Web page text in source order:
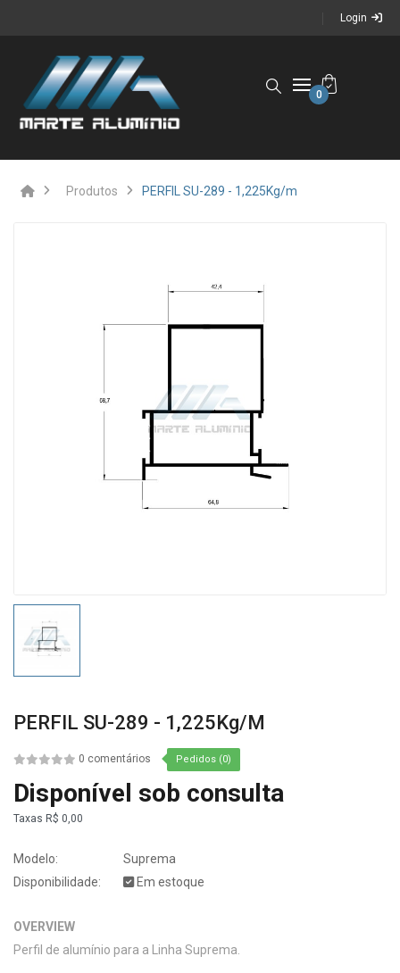
Login
0
Produtos PERFIL SU-289 - 1,225Kg/m
PERFIL SU-289 - 1,225Kg/m
0 comentários Pedidos (0)
Disponível sob consulta
Taxas R$ 0,00
Modelo:
Suprema
Disponibilidade:
Em estoque
OVERVIEW
Perfil de alumínio para a Linha Suprema.